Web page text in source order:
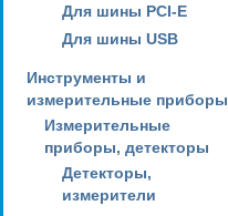
Для шины PCI-E
Для шины USB
Инструменты и
измерительные приборы
Измерительные
приборы, детекторы
Детекторы,
измерители